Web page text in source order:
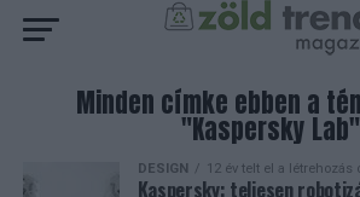
Minden címke ebben a
"Kaspersky Lab"
DESIGN 12 év telt el a létrehozás
Kaspersky: teljesen